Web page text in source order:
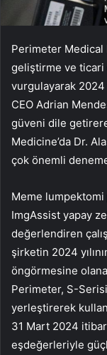
Perimeter Medical
geliştirme ve ticari
vurgulayarak 2024
CEO Adrian
güveni dile
Medicine’da Dr.
çok önemli
Meme
ImgAssist yapay
değerlendiren
şirketin 2024
öngörmesine
Perimeter, S-
yerleştirerek
31 Mart 2024
eşdeğerleriyle